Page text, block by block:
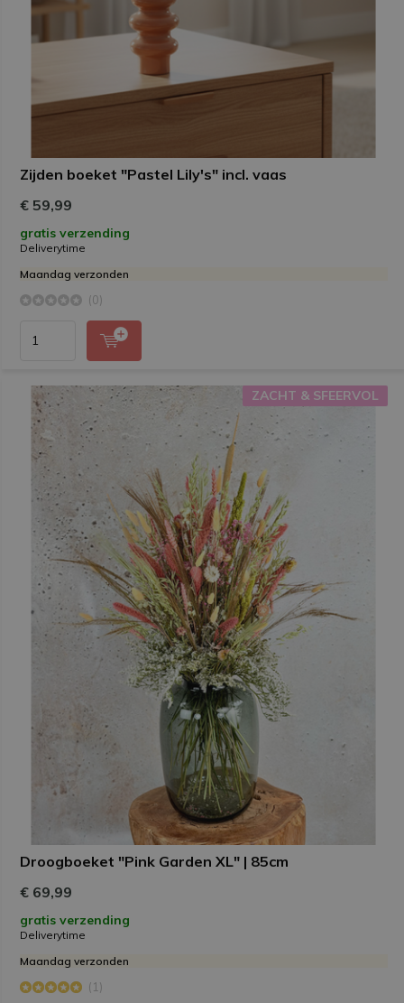
Zijden boeket "Pastel Lily's" incl. vaas
€ 59,99
gratis verzending
Deliverytime
Maandag verzonden
(0)
Droogboeket "Pink Garden XL" | 85cm
ZACHT & SFEERVOL
€ 69,99
gratis verzending
Deliverytime
Maandag verzonden
(1)